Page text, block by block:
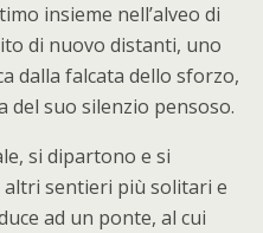
insieme nell’alveo di
di nuovo distanti, uno
dalla falcata dello sforzo,
del suo silenzio pensoso.
si dipartono e si
sentieri più solitari e
ad un ponte, al cui